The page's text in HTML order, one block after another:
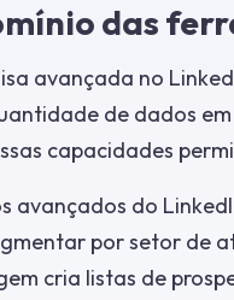
das
avançada no
de dados
capacidades
avançados do
por setor de
cria listas de